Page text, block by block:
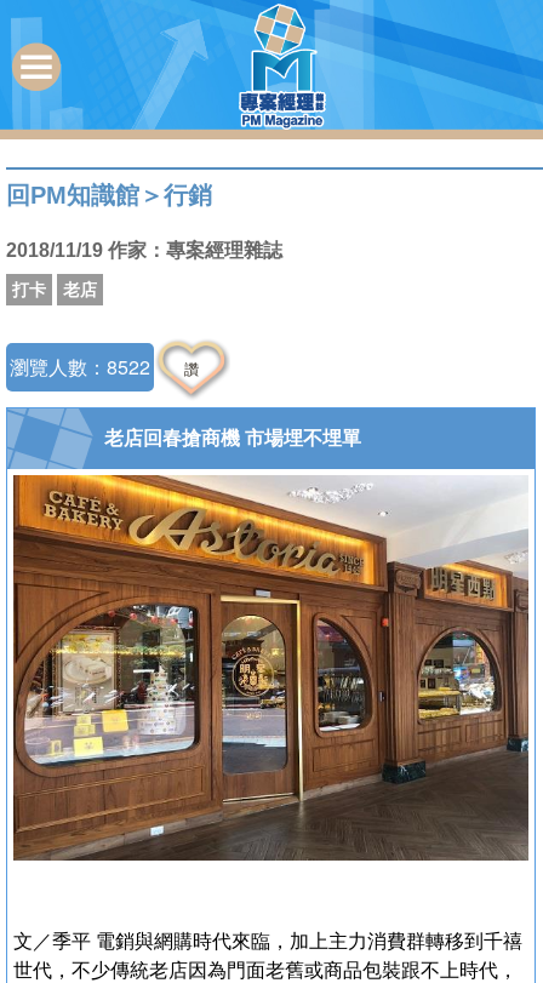
回PM知識館 ＞行銷
2018/11/19 作家：專案經理雜誌
打卡 老店
瀏覽人數：8522 讚
老店回春搶商機 市場埋不埋單
文／季平 電銷與網購時代來臨，加上主力消費群轉移到千禧
世代，不少傳統老店因為門面老舊或商品包裝跟不上時代，